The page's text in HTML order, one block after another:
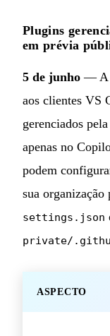
Plugins
em prévia
5 de junho — A
aos clientes VS
gerenciados
apenas no
podem
sua
settings.json
private/
ASPECTO